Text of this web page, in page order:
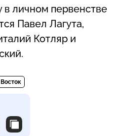
в личном первенстве
Павел Лагута,
Котляр и
Восток